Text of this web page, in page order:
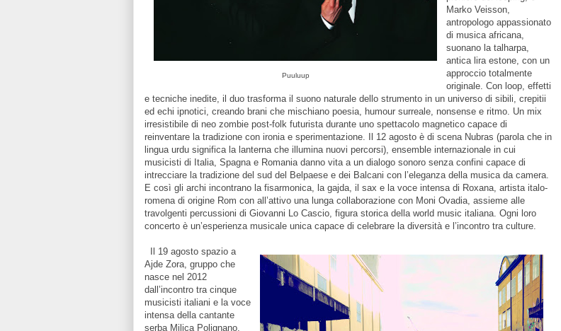
Puuluup
Marko Veisson,
antropologo appassionato
di musica africana,
suonano la talharpa,
antica lira estone, con un
approccio totalmente
originale. Con loop, effetti
e tecniche inedite, il duo trasforma il suono naturale dello strumento in un universo di sibili, crepitii
ed echi ipnotici, creando brani che mischiano poesia, humour surreale, nonsense e ritmo. Un mix
irresistibile di neo zombie post-folk futurista durante uno spettacolo magnetico capace di
reinventare la tradizione con ironia e sperimentazione. Il 12 agosto è di scena Nubras (parola che in
lingua urdu significa la lanterna che illumina nuovi percorsi), ensemble internazionale in cui
musicisti di Italia, Spagna e Romania danno vita a un dialogo sonoro senza confini capace di
intrecciare la tradizione del sud del Belpaese e dei Balcani con l’eleganza della musica da camera.
E così gli archi incontrano la fisarmonica, la gajda, il sax e la voce intensa di Roxana, artista italo-
romena di origine Rom con all’attivo una lunga collaborazione con Moni Ovadia, assieme alle
travolgenti percussioni di Giovanni Lo Cascio, figura storica della world music italiana. Ogni loro
concerto è un’esperienza musicale unica capace di celebrare la diversità e l’incontro tra culture.
Il 19 agosto spazio a
Ajde Zora, gruppo che
nasce nel 2012
dall’incontro tra cinque
musicisti italiani e la voce
intensa della cantante
serba Milica Polignano.